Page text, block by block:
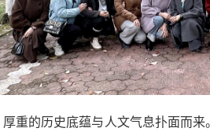
重的历史底蕴与人文气息扑面而